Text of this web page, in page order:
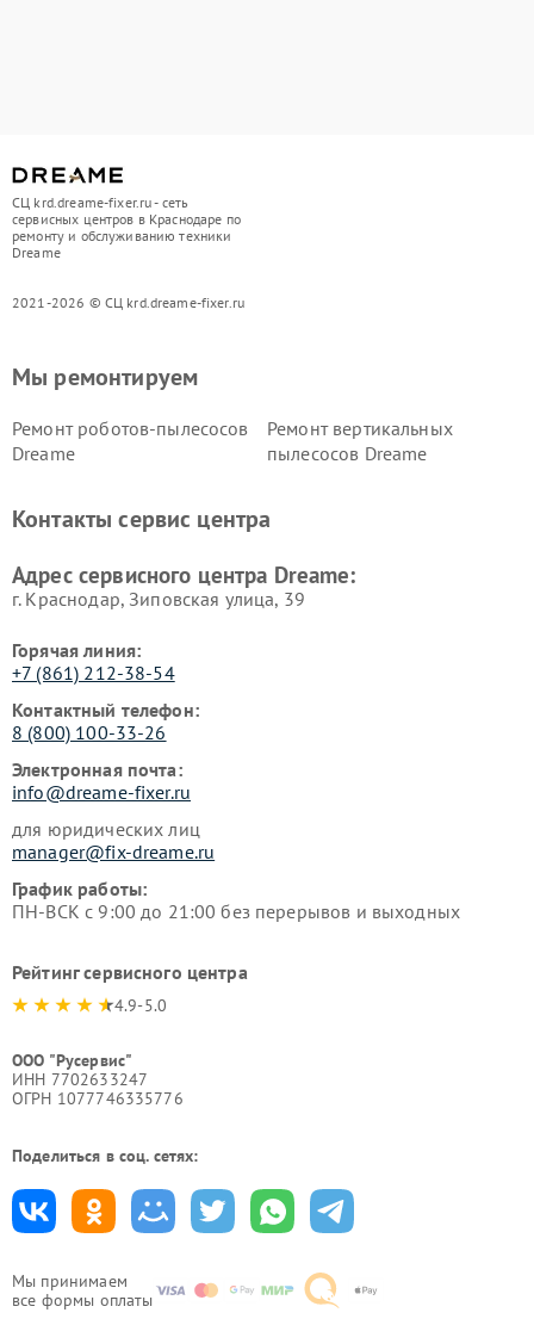
СЦ krd.dreame-fixer.ru - сеть
сервисных центров в Краснодаре по
ремонту и обслуживанию техники
Dreame
2021-2026 © СЦ krd.dreame-fixer.ru
Мы принимаем
все формы оплаты
Мы ремонтируем
Ремонт роботов-пылесосов
Dreame
Ремонт вертикальных
пылесосов Dreame
Контакты сервис центра
Адрес сервисного центра Dreame:
г. Краснодар, Зиповская улица, 39
Горячая линия:
+7 (861) 212-38-54
Контактный телефон:
8 (800) 100-33-26
Электронная почта:
info@dreame-fixer.ru
для юридических лиц
manager@fix-dreame.ru
График работы:
ПН-ВСК с 9:00 до 21:00 без перерывов и выходных
Рейтинг сервисного центра
4.9-5.0
ООО "Русервис"
ИНН 7702633247
ОГРН 1077746335776
Поделиться в соц. сетях: